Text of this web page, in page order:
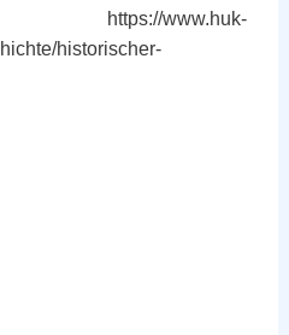
www.huk-
historischer-